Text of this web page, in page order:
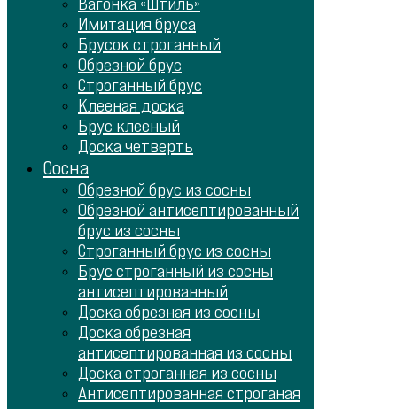
Имитация бруса
Брусок строганный
Обрезной брус
Строганный брус
Клееная доска
Брус клееный
Доска четверть
Сосна
Обрезной брус из сосны
Обрезной антисептированный
брус из сосны
Строганный брус из сосны
Брус строганный из сосны
антисептированный
Доска обрезная из сосны
Доска обрезная
антисептированная из сосны
Доска строганная из сосны
Антисептированная строганая